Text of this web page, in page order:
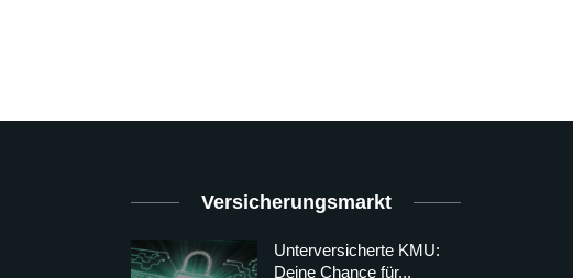
Versicherungsmarkt
Unterversicherte KMU:
Deine Chance für...